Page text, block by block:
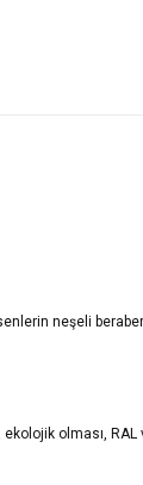
neşeli
olması,